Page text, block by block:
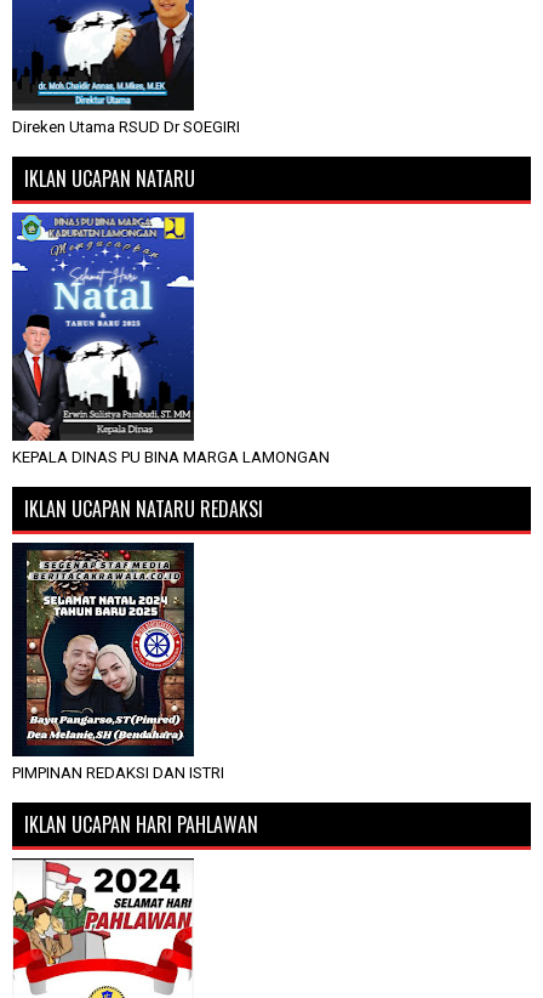
Direken Utama RSUD Dr SOEGIRI
IKLAN UCAPAN NATARU
KEPALA DINAS PU BINA MARGA LAMONGAN
IKLAN UCAPAN NATARU REDAKSI
PIMPINAN REDAKSI DAN ISTRI
IKLAN UCAPAN HARI PAHLAWAN